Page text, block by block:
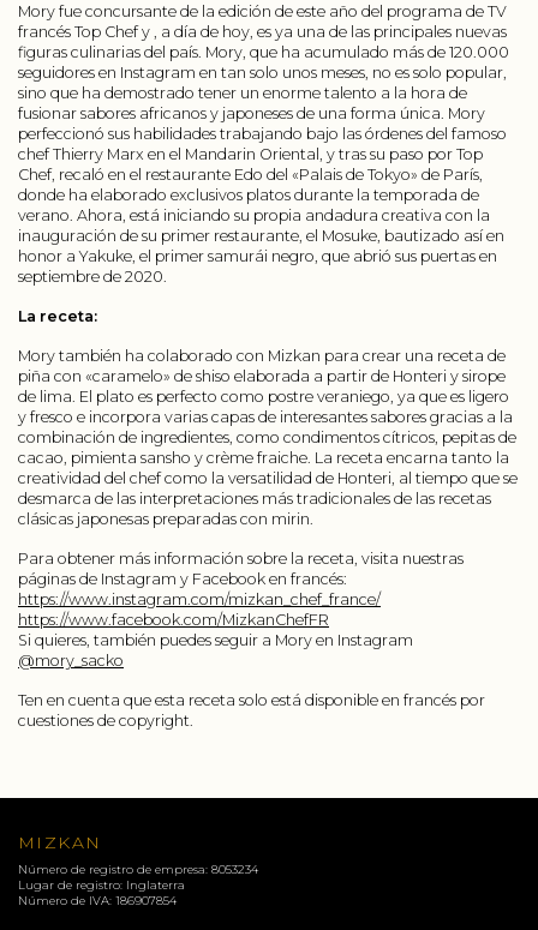
Mory fue concursante de la edición de este año del programa de TV
francés Top Chef y , a día de hoy, es ya una de las principales nuevas
figuras culinarias del país. Mory, que ha acumulado más de 120.000
seguidores en Instagram en tan solo unos meses, no es solo popular,
sino que ha demostrado tener un enorme talento a la hora de
fusionar sabores africanos y japoneses de una forma única. Mory
perfeccionó sus habilidades trabajando bajo las órdenes del famoso
chef Thierry Marx en el Mandarin Oriental, y tras su paso por Top
Chef, recaló en el restaurante Edo del «Palais de Tokyo» de París,
donde ha elaborado exclusivos platos durante la temporada de
verano. Ahora, está iniciando su propia andadura creativa con la
inauguración de su primer restaurante, el Mosuke, bautizado así en
honor a Yakuke, el primer samurái negro, que abrió sus puertas en
septiembre de 2020.
La receta:
Mory también ha colaborado con Mizkan para crear una receta de
piña con «caramelo» de shiso elaborada a partir de Honteri y sirope
de lima. El plato es perfecto como postre veraniego, ya que es ligero
y fresco e incorpora varias capas de interesantes sabores gracias a la
combinación de ingredientes, como condimentos cítricos, pepitas de
cacao, pimienta sansho y crème fraiche. La receta encarna tanto la
creatividad del chef como la versatilidad de Honteri, al tiempo que se
desmarca de las interpretaciones más tradicionales de las recetas
clásicas japonesas preparadas con mirin.
Para obtener más información sobre la receta, visita nuestras
páginas de Instagram y Facebook en francés:
https://www.instagram.com/mizkan_chef_france/
https://www.facebook.com/MizkanChefFR
Si quieres, también puedes seguir a Mory en Instagram
@mory_sacko
Ten en cuenta que esta receta solo está disponible en francés por
cuestiones de copyright.
MIZKAN
Número de registro de empresa: 8053234
Lugar de registro: Inglaterra
Número de IVA: 186907854